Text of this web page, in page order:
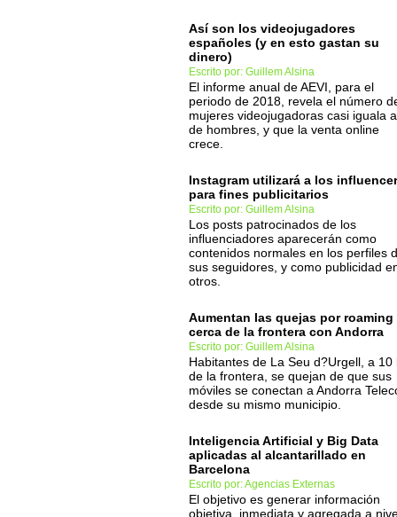
Así son los videojugadores
españoles (y en esto gastan su
dinero)
Escrito por: Guillem Alsina
El informe anual de AEVI, para el
periodo de 2018, revela el número
mujeres videojugadoras casi iguala
de hombres, y que la venta online
crece.
Instagram utilizará a los
para fines publicitarios
Escrito por: Guillem Alsina
Los posts patrocinados de los
influenciadores aparecerán como
contenidos normales en los perfiles
sus seguidores, y como publicidad
otros.
Aumentan las quejas por roaming
cerca de la frontera con Andorra
Escrito por: Guillem Alsina
Habitantes de La Seu d?Urgell, a 10
de la frontera, se quejan de que sus
móviles se conectan a Andorra
desde su mismo municipio.
Inteligencia Artificial y Big Data
aplicadas al alcantarillado en
Barcelona
Escrito por: Agencias Externas
El objetivo es generar información
objetiva, inmediata y agregada a